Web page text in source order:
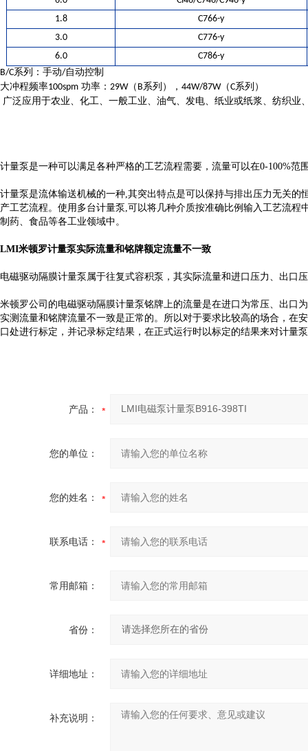
1.8
C766-y
3.0
C776-y
6.0
C786-y
B/C系列：手动/自动控制
大冲程频率100spm 功率：29W（B系列），44W/87W（C系列）
广泛应用于农业、 化工、 一般工业、 油气、 发电、 纸业或纸浆、 纺织业
计量泵是一种可以满足各种严格的工艺流程需要，流量可以在0-100%
计量泵是流体输送机械的一种,其突出特点是可以保持与排出压力无关
产工艺流程。使用多台计量泵,可以将几种介质按准确比例输入工艺流
制药、食品等各工业领域中。
LMI米顿罗计量泵实际流量和铭牌额定流量不一致
电磁驱动隔膜计量泵属于往复式容积泵，其实际流量和进口压力、出口
米顿罗公司的电磁驱动隔膜计量泵铭牌上的流量是在进口为常压、出口
实测流量和铭牌流量不一致是正常的。所以对于要求比较高的场合，在
口处进行标定，并记录标定结果，在正式运行时以标定的结果来对计量
产品：
您的单位：
您的姓名：
联系电话：
常用邮箱：
省份：
详细地址：
补充说明：